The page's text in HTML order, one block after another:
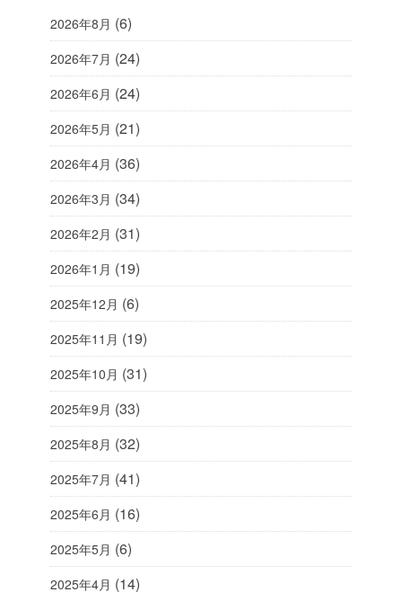
2026年8月 (6)
2026年7月 (24)
2026年6月 (24)
2026年5月 (21)
2026年4月 (36)
2026年3月 (34)
2026年2月 (31)
2026年1月 (19)
2025年12月 (6)
2025年11月 (19)
2025年10月 (31)
2025年9月 (33)
2025年8月 (32)
2025年7月 (41)
2025年6月 (16)
2025年5月 (6)
2025年4月 (14)